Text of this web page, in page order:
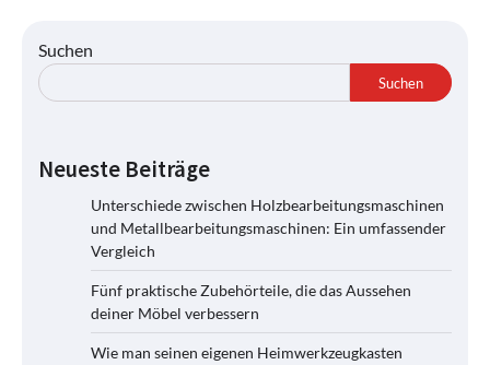
Suchen
Suchen
Neueste Beiträge
Unterschiede zwischen Holzbearbeitungsmaschinen
und Metallbearbeitungsmaschinen: Ein umfassender
Vergleich
Fünf praktische Zubehörteile, die das Aussehen
deiner Möbel verbessern
Wie man seinen eigenen Heimwerkzeugkasten